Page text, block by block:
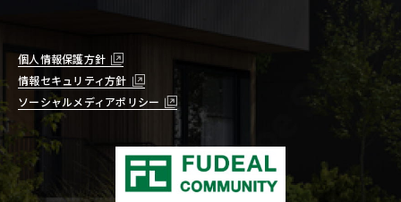
個人情報保護方針
ソーシャルメディアポリシー
情報セキュリティ方針